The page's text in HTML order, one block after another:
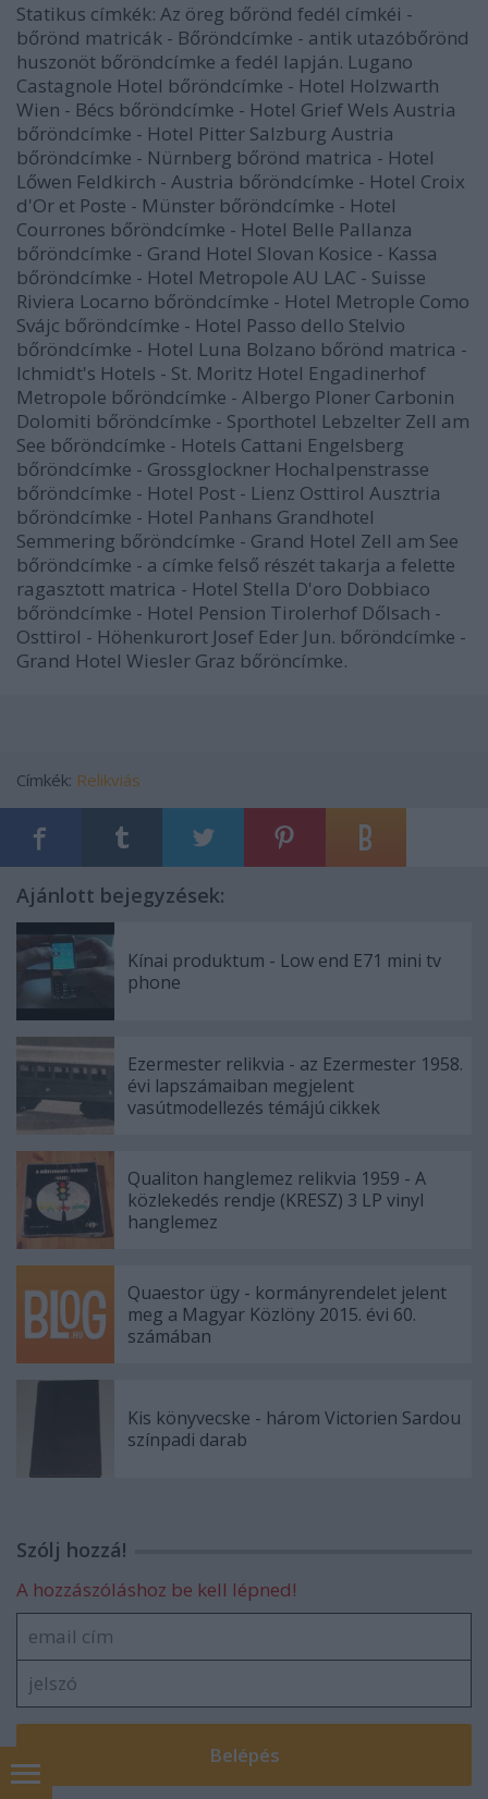
Statikus címkék: Az öreg bőrönd fedél címkéi -
bőrönd matricák - Bőröndcímke - antik utazóbőrönd
huszonöt bőröndcímke a fedél lapján. Lugano
Castagnole Hotel bőröndcímke - Hotel Holzwarth
Wien - Bécs bőröndcímke - Hotel Grief Wels Austria
bőröndcímke - Hotel Pitter Salzburg Austria
bőröndcímke - Nürnberg bőrönd matrica - Hotel
Lőwen Feldkirch - Austria bőröndcímke - Hotel Croix
d'Or et Poste - Münster bőröndcímke - Hotel
Courrones bőröndcímke - Hotel Belle Pallanza
bőröndcímke - Grand Hotel Slovan Kosice - Kassa
bőröndcímke - Hotel Metropole AU LAC - Suisse
Riviera Locarno bőröndcímke - Hotel Metrople Como
Svájc bőröndcímke - Hotel Passo dello Stelvio
bőröndcímke - Hotel Luna Bolzano bőrönd matrica -
Ichmidt's Hotels - St. Moritz Hotel Engadinerhof
Metropole bőröndcímke - Albergo Ploner Carbonin
Dolomiti bőröndcímke - Sporthotel Lebzelter Zell am
See bőröndcímke - Hotels Cattani Engelsberg
bőröndcímke - Grossglockner Hochalpenstrasse
bőröndcímke - Hotel Post - Lienz Osttirol Ausztria
bőröndcímke - Hotel Panhans Grandhotel
Semmering bőröndcímke - Grand Hotel Zell am See
bőröndcímke - a címke felső részét takarja a felette
ragasztott matrica - Hotel Stella D'oro Dobbiaco
bőröndcímke - Hotel Pension Tirolerhof Dőlsach -
Osttirol - Höhenkurort Josef Eder Jun. bőröndcímke -
Grand Hotel Wiesler Graz bőröncímke.
Címkék: Relikviás
Ajánlott bejegyzések:
Kínai produktum - Low end E71 mini tv
phone
Ezermester relikvia - az Ezermester 1958.
évi lapszámaiban megjelent
vasútmodellezés témájú cikkek
Qualiton hanglemez relikvia 1959 - A
közlekedés rendje (KRESZ) 3 LP vinyl
hanglemez
Quaestor ügy - kormányrendelet jelent
meg a Magyar Közlöny 2015. évi 60.
számában
Kis könyvecske - három Victorien Sardou
színpadi darab
Szólj hozzá!
A hozzászóláshoz be kell lépned!
Kapcsolat - Contact